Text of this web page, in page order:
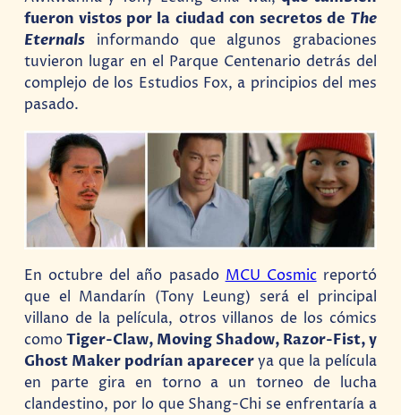
fueron vistos por la ciudad con secretos de The
Eternals informando que algunos grabaciones
tuvieron lugar en el Parque Centenario detrás del
complejo de los Estudios Fox, a principios del mes
pasado.
En octubre del año pasado MCU Cosmicreportó
que el Mandarín (Tony Leung) será el principal
villano de la película, otros villanos de los cómics
comoTiger-Claw, Moving Shadow, Razor-Fist, y
Ghost Maker podrían aparecerya que la película
en parte gira en torno a un torneo de lucha
clandestino, por lo que Shang-Chi se enfrentaría a